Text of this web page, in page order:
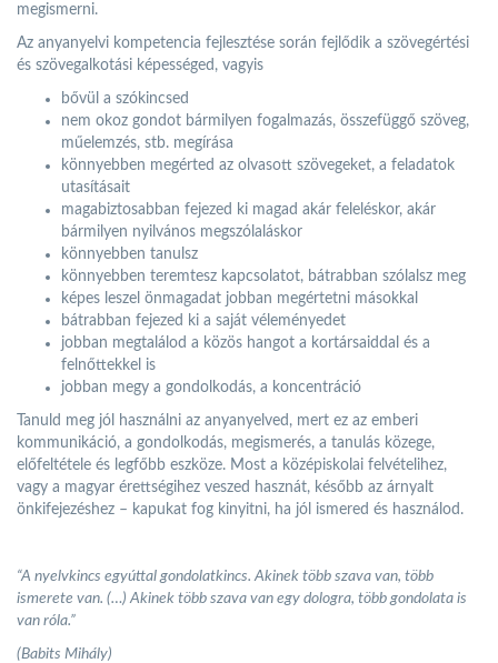
megismerni.
Az anyanyelvi kompetencia fejlesztése során fejlődik a szövegértési
és szövegalkotási képességed, vagyis
bővül a szókincsed
nem okoz gondot bármilyen fogalmazás, összefüggő szöveg,
műelemzés, stb. megírása
könnyebben megérted az olvasott szövegeket, a feladatok
utasításait
magabiztosabban fejezed ki magad akár feleléskor, akár
bármilyen nyilvános megszólaláskor
könnyebben tanulsz
könnyebben teremtesz kapcsolatot, bátrabban szólalsz meg
képes leszel önmagadat jobban megértetni másokkal
bátrabban fejezed ki a saját véleményedet
jobban megtalálod a közös hangot a kortársaiddal és a
felnőttekkel is
jobban megy a gondolkodás, a koncentráció
Tanuld meg jól használni az anyanyelved, mert ez az emberi
kommunikáció, a gondolkodás, megismerés, a tanulás közege,
előfeltétele és legfőbb eszköze. Most a középiskolai felvételihez,
vagy a magyar érettségihez veszed hasznát, később az árnyalt
önkifejezéshez – kapukat fog kinyitni, ha jól ismered és használod.
“A nyelvkincs egyúttal gondolatkincs. Akinek több szava van, több
ismerete van. (…) Akinek több szava van egy dologra, több gondolata is
van róla.”
(Babits Mihály)